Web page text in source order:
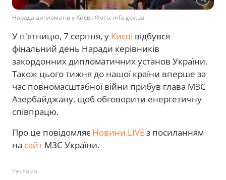
Нарада дипломатів у Києві. Фото: mfa.gov.ua
У п'ятницю, 7 серпня, у Києві відбувся
фінальний день Наради керівників
закордонних дипломатичних установ України.
Також цього тижня до нашої країни вперше за
час повномасштабної війни прибув глава МЗС
Азербайджану, щоб обговорити енергетичну
співпрацю.
Про це повідомляє Новини.LIVEз посиланням
на сайт МЗС України.
Реклама